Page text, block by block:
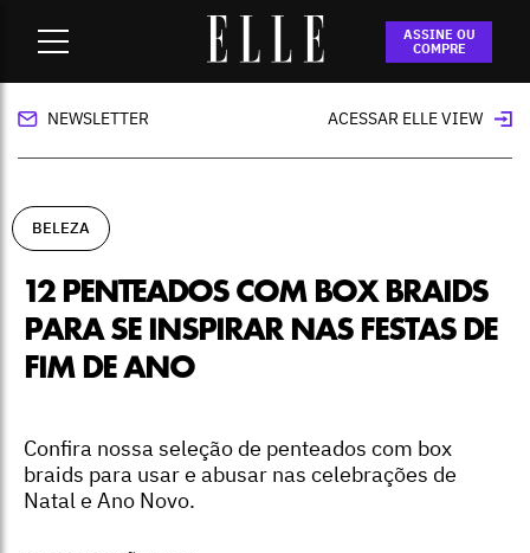
ASSINE OU
COMPRE
12 penteados com box braids para se
inspirar nas festas de fim de ano
NEWSLETTER ACESSAR ELLE VIEW
BELEZA
12 PENTEADOS COM BOX BRAIDS
PARA SE INSPIRAR NAS FESTAS DE
FIM DE ANO
Confira nossa seleção de penteados com box
braids para usar e abusar nas celebrações de
Natal e Ano Novo.